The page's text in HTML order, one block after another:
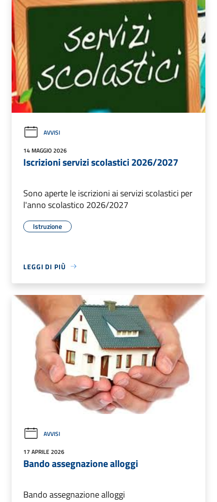
AVVISI
14 MAGGIO 2026
Iscrizioni servizi scolastici 2026/2027
Sono aperte le iscrizioni ai servizi scolastici per
l'anno scolastico 2026/2027
Istruzione
LEGGI DI PIÙ
AVVISI
17 APRILE 2026
Bando assegnazione alloggi
Bando assegnazione alloggi